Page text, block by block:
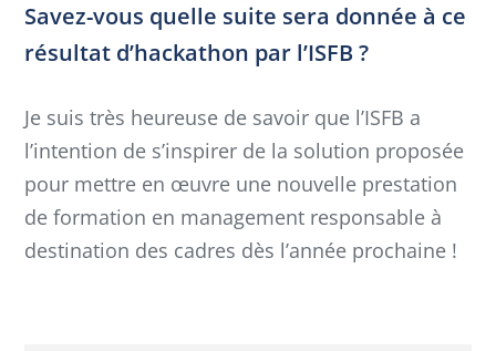
Savez-vous quelle suite sera donnée à ce
résultat d’hackathon par l’ISFB ?
Je suis très heureuse de savoir que l’ISFB a
l’intention de s’inspirer de la solution proposée
pour mettre en œuvre une nouvelle prestation
de formation en management responsable à
destination des cadres dès l’année prochaine !